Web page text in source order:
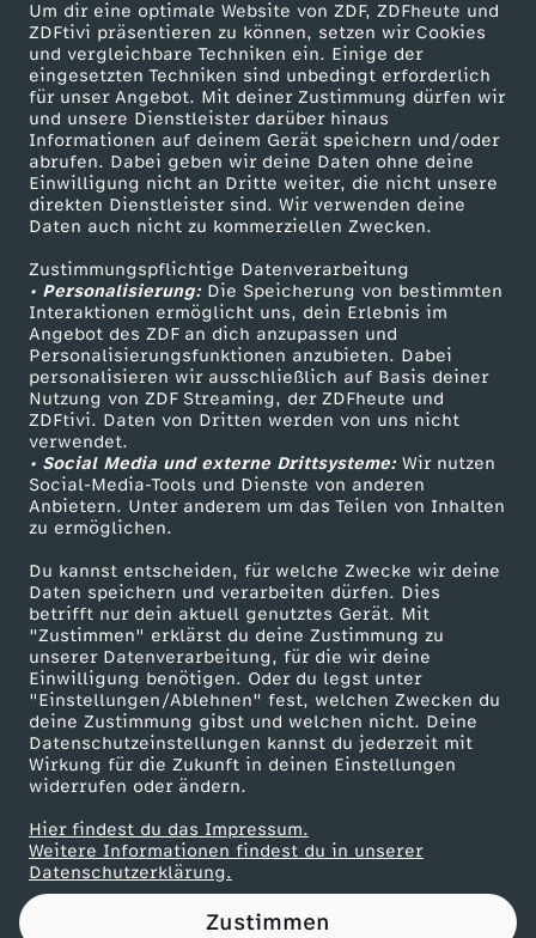
Um dir eine optimale Website von ZDF, ZDFheute und
ZDFtivi präsentieren zu können, setzen wir Cookies
und vergleichbare Techniken ein. Einige der
eingesetzten Techniken sind unbedingt erforderlich
für unser Angebot. Mit deiner Zustimmung dürfen wir
und unsere Dienstleister darüber hinaus
Informationen auf deinem Gerät speichern und/oder
abrufen. Dabei geben wir deine Daten ohne deine
Einwilligung nicht an Dritte weiter, die nicht unsere
direkten Dienstleister sind. Wir verwenden deine
Daten auch nicht zu kommerziellen Zwecken.
Zustimmungspflichtige Datenverarbeitung
• Personalisierung:Die Speicherung von bestimmten
Interaktionen ermöglicht uns, dein Erlebnis im
Angebot des ZDF an dich anzupassen und
Personalisierungsfunktionen anzubieten. Dabei
personalisieren wir ausschließlich auf Basis deiner
Nutzung von ZDF Streaming, der ZDFheute und
ZDFtivi. Daten von Dritten werden von uns nicht
verwendet.
• Social Media und externe Drittsysteme:Wir nutzen
Social-Media-Tools und Dienste von anderen
Anbietern. Unter anderem um das Teilen von Inhalten
zu ermöglichen.
Du kannst entscheiden, für welche Zwecke wir deine
Daten speichern und verarbeiten dürfen. Dies
betrifft nur dein aktuell genutztes Gerät. Mit
"Zustimmen" erklärst du deine Zustimmung zu
unserer Datenverarbeitung, für die wir deine
Einwilligung benötigen. Oder du legst unter
"Einstellungen/Ablehnen" fest, welchen Zwecken du
deine Zustimmung gibst und welchen nicht. Deine
Datenschutzeinstellungen kannst du jederzeit mit
Wirkung für die Zukunft in deinen Einstellungen
widerrufen oder ändern.
Hier findest du das Impressum.
Weitere Informationen findest du in unserer
Datenschutzerklärung.
Zustimmen
,
c
h
r
o
n
i
s
c
h
i
g
n
o
r
i
Mehr ZDF
ZDF-Apps
Smart TV
ZDFtext
Livestreams
Sendungen A-Z
TV-Programm
Service
ZDFmitreden
Kontakt zum ZDF
Tickets
Zuschauerservice
Hilfe
ZDF Unternehmen
Karriere
ZDF goes Schule
Werbefernsehen
Mainzelmännchen
Partner